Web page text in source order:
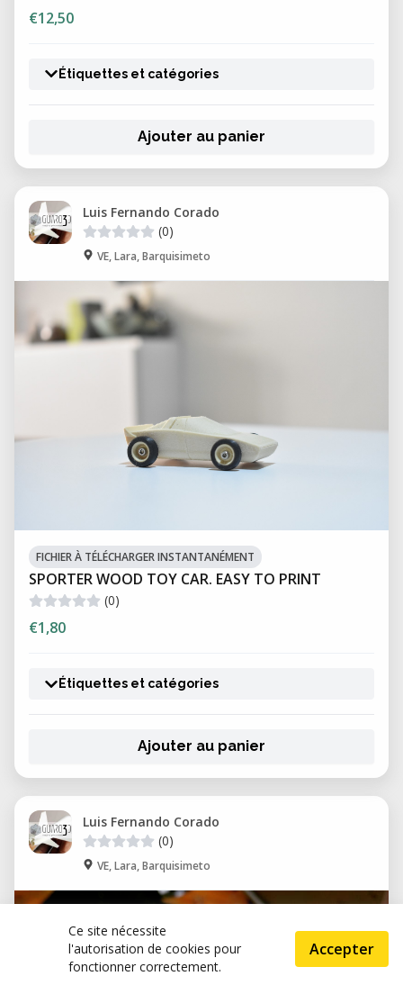
€12,50
Étiquettes et catégories
Ajouter au panier
Luis Fernando Corado
(0)
VE, Lara, Barquisimeto
FICHIER À TÉLÉCHARGER INSTANTANÉMENT
SPORTER WOOD TOY CAR. EASY TO PRINT
(0)
€1,80
Étiquettes et catégories
Ajouter au panier
Luis Fernando Corado
(0)
VE, Lara, Barquisimeto
Ce site nécessite
l'autorisation de cookies pour
fonctionner correctement.
Accepter